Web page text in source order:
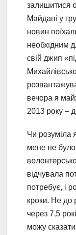
залишитися
Майдані у
новин
необхідним
свій джип
вечора я
2013 року –
Чи розуміла
мене не
відчувала
потребує, і
кроки. Не до
через 7,5
можу